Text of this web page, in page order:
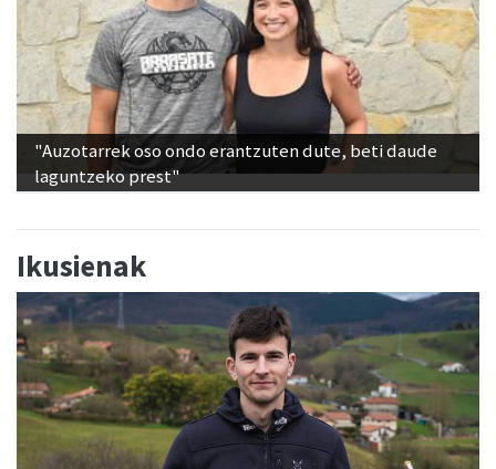
"Auzotarrek oso ondo erantzuten dute, beti daude
laguntzeko prest"
Ikusienak